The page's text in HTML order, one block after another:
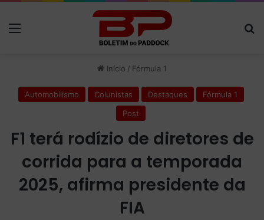
Início / Fórmula 1
Automobilismo Colunistas Destaques
Fórmula 1
Post
F1 terá rodízio de diretores de
corrida para a temporada
2025, afirma presidente da
FIA